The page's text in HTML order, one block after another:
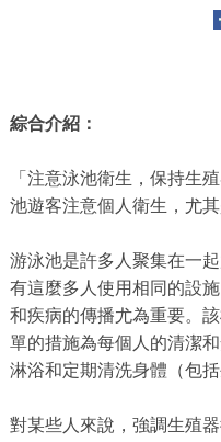
綜合介紹：
「注意泳池衛生，保持生
池遊客注意個人衛生，尤
游泳池是許多人聚集在一
有這麼多人使用相同的設
和疾病的傳播尤為重要。
單的措施為每個人的清潔
淋浴和定期清洗身體（包括
對某些人來說，強調生殖